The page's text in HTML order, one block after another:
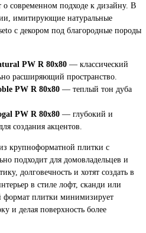
о современном подходе к дизайну. В
имитирующие натуральные
с декором под благородные породы
PW R 80x80 — классический
расширяющий пространство.
PW R 80x80 — теплый тон дуба
PW R 80x80 — глубокий и
создания акцентов.
крупноформатной плитки с
подходит для домовладельцев и
долговечность и хотят создать в
в стиле лофт, сканди или
формат плитки минимизирует
и делая поверхность более